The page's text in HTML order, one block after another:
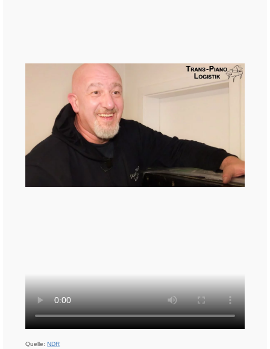
Quelle:NDR